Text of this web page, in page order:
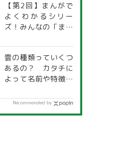
【第2回】まんがで
よくわかるシリー
ズ！みんなの「まん
感想文コンクール
雲の種類っていくつ
あるの？ カタチに
よって名前や特徴が
Recommended by